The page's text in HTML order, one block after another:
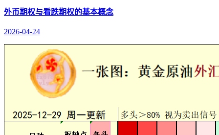
外币期权与看跌期权的基本概念
2026-04-24